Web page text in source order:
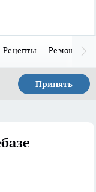
Рецепты Ремонт
Принять